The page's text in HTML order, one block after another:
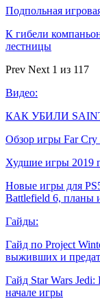
Подпольная
К гибели
лестницы
Prev Next 1 из 117
Видео:
КАК УБИЛИ
Обзор игры Far Cry
Худшие игры 2019
Новые игры для
Battlefield 6, планы
Гайды:
Гайд по Project
выживших и
Гайд Star Wars
начале игры